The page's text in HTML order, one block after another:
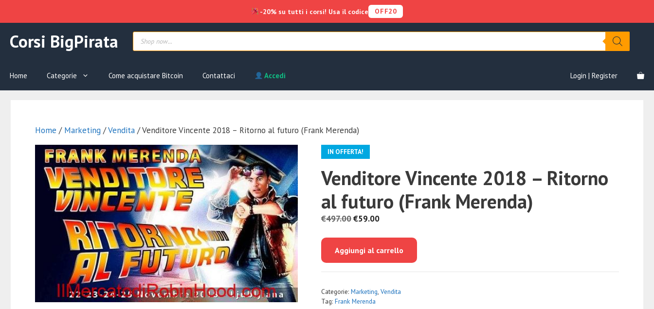
contenuto
Corsi BigPirata Products
search
Home Categorie Come acquistare Bitcoin Contattaci Accedi Login | Register
Home / Marketing /Vendita / Venditore Vincente 2018 – Ritorno al futuro (Frank Merenda)
IN OFFERTA!
Venditore Vincente 2018 – Ritorno
al futuro (Frank Merenda)
€497.00Il
era:
€59.00Il
è:
Aggiungi al carrello
Categorie: Marketing Vendita
Tag: Frank Merenda
€497.00.€59.00.
al
-20% su tutti i corsi! Usa il codice OFF20